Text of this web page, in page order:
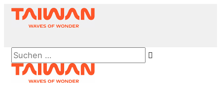
Zum
Inhalt
Above
Header
Suchen …